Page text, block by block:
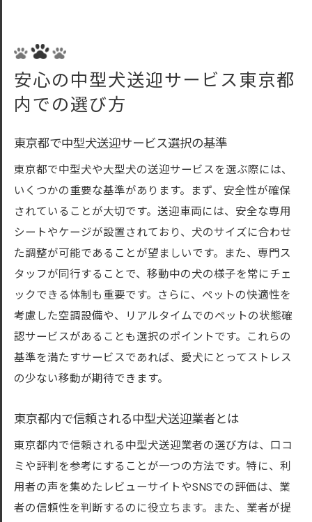
限に抑える工夫
東京都内大型犬中型犬送迎サービスでの落
ち着ける対策
安心の中型犬送迎サービス東京都
内での選び方
東京都で中型犬送迎サービス選択の基準
東京都で中型犬や大型犬の送迎サービスを選ぶ際には、
いくつかの重要な基準があります。まず、安全性が確保
されていることが大切です。送迎車両には、安全な専用
シートやケージが設置されており、犬のサイズに合わせ
た調整が可能であることが望ましいです。また、専門ス
タッフが同行することで、移動中の犬の様子を常にチェ
ックできる体制も重要です。さらに、ペットの快適性を
考慮した空調設備や、リアルタイムでのペットの状態確
認サービスがあることも選択のポイントです。これらの
基準を満たすサービスであれば、愛犬にとってストレス
の少ない移動が期待できます。
東京都内で信頼される中型犬送迎業者とは
東京都内で信頼される中型犬送迎業者の選び方は、口コ
ミや評判を参考にすることが一つの方法です。特に、利
用者の声を集めたレビューサイトやSNSでの評価は、業
者の信頼性を判断するのに役立ちます。また、業者が提